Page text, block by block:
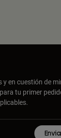
y en cuestión de
tu primer